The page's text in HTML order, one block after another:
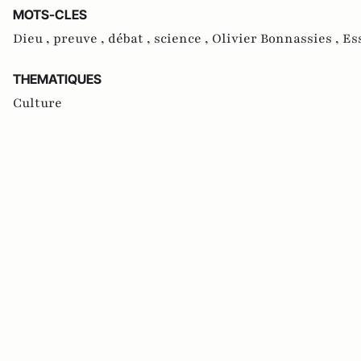
MOTS-CLES
Dieu , preuve , débat , science , Olivier Bonnassies ,
THEMATIQUES
Culture